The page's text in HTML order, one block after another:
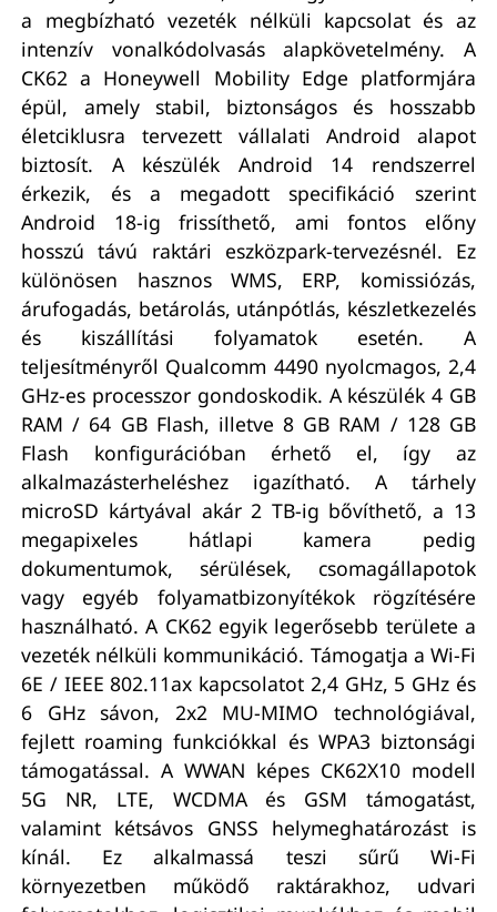
a megbízható vezeték nélküli kapcsolat és az
intenzív vonalkódolvasás alapkövetelmény. A
CK62 a Honeywell Mobility Edge platformjára
épül, amely stabil, biztonságos és hosszabb
életciklusra tervezett vállalati Android alapot
biztosít. A készülék Android 14 rendszerrel
érkezik, és a megadott specifikáció szerint
Android 18-ig frissíthető, ami fontos előny
hosszú távú raktári eszközpark-tervezésnél. Ez
különösen hasznos WMS, ERP, komissiózás,
árufogadás, betárolás, utánpótlás, készletkezelés
és kiszállítási folyamatok esetén. A
teljesítményről Qualcomm 4490 nyolcmagos, 2,4
GHz-es processzor gondoskodik. A készülék 4 GB
RAM / 64 GB Flash, illetve 8 GB RAM / 128 GB
Flash konfigurációban érhető el, így az
alkalmazásterheléshez igazítható. A tárhely
microSD kártyával akár 2 TB-ig bővíthető, a 13
megapixeles hátlapi kamera pedig
dokumentumok, sérülések, csomagállapotok
vagy egyéb folyamatbizonyítékok rögzítésére
használható. A CK62 egyik legerősebb területe a
vezeték nélküli kommunikáció. Támogatja a Wi-Fi
6E / IEEE 802.11ax kapcsolatot 2,4 GHz, 5 GHz és
6 GHz sávon, 2x2 MU-MIMO technológiával,
fejlett roaming funkciókkal és WPA3 biztonsági
támogatással. A WWAN képes CK62X10 modell
5G NR, LTE, WCDMA és GSM támogatást,
valamint kétsávos GNSS helymeghatározást is
kínál. Ez alkalmassá teszi sűrű Wi-Fi
környezetben működő raktárakhoz, udvari